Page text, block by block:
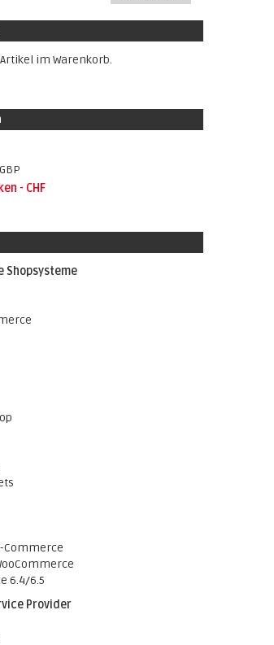
im Warenkorb.
- CHF
Shopsysteme
Commerce
6.4/6.5
Provider